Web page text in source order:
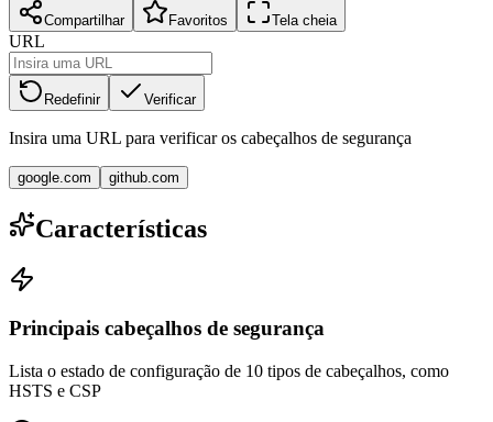
Compartilhar Favoritos Tela cheia
URL
Redefinir Verificar
Insira uma URL para verificar os cabeçalhos de segurança
google.com github.com
Características
Principais cabeçalhos de segurança
Lista o estado de configuração de 10 tipos de cabeçalhos, como
HSTS e CSP